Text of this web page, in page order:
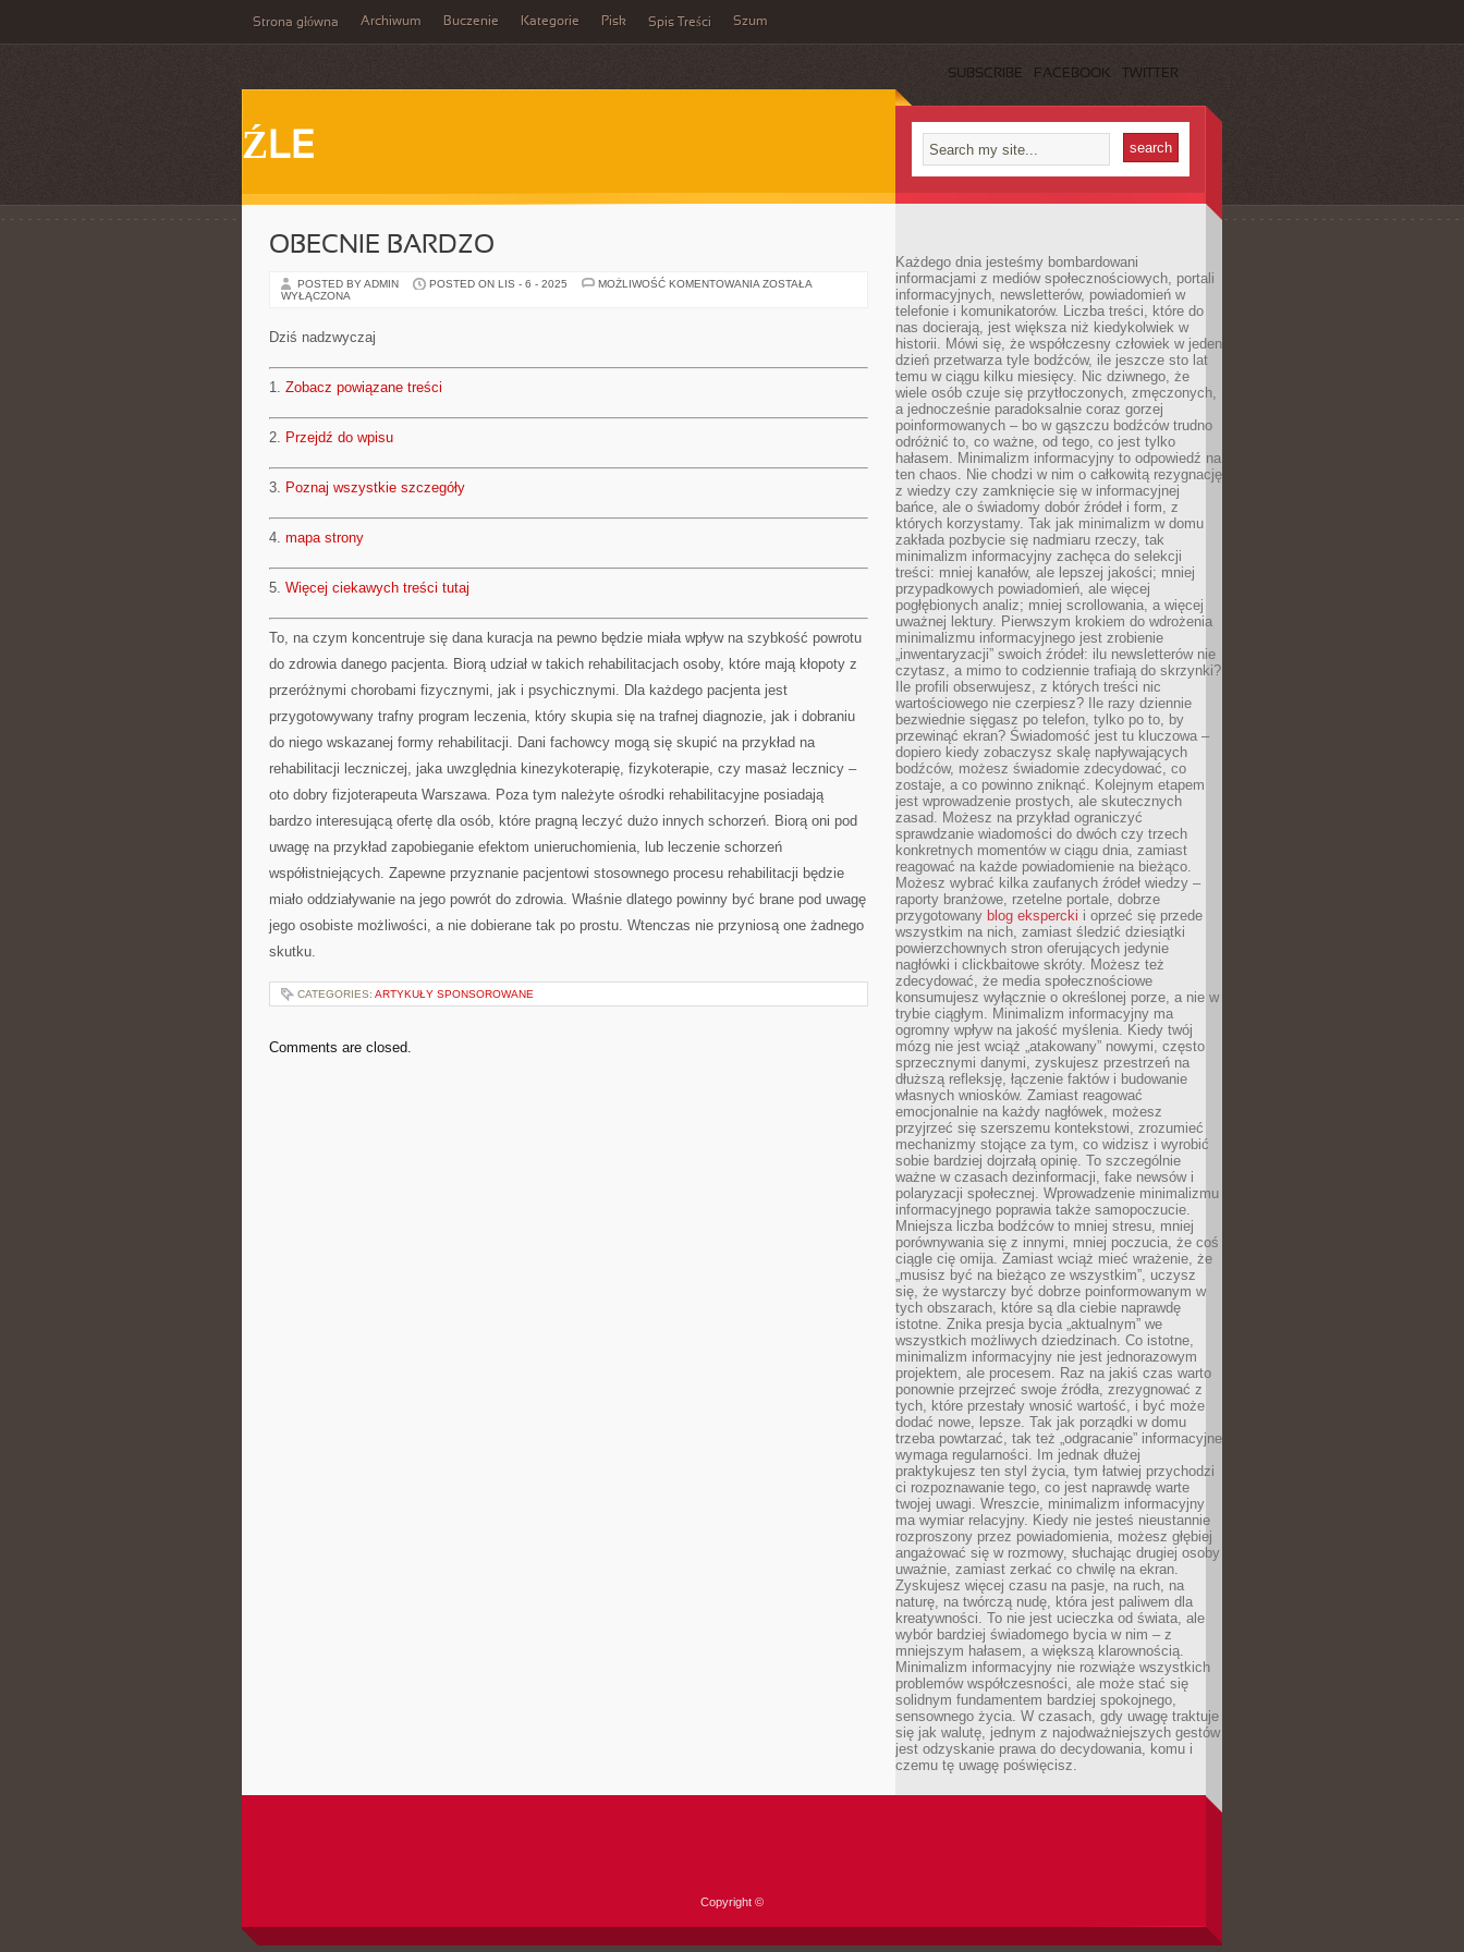
Strona główna Archiwum Buczenie Kategorie Pisk Spis Treści Szum
SUBSCRIBE FACEBOOK TWITTER
ŹLE
OBECNIE BARDZO
POSTED BY ADMIN POSTED ON LIS - 6 - 2025 MOŻLIWOŚĆ KOMENTOWANIA OBECNIE
ZOSTAŁA
WYŁĄCZONA
Dziś nadzwyczaj
1. Zobacz powiązane treści
2. Przejdź do wpisu
3. Poznaj wszystkie szczegóły
4. mapa strony
5. Więcej ciekawych treści tutaj
To, na czym koncentruje się dana kuracja na pewno będzie miała wpływ na szybkość powrotu
do zdrowia danego pacjenta. Biorą udział w takich rehabilitacjach osoby, które mają kłopoty z
przeróżnymi chorobami fizycznymi, jak i psychicznymi. Dla każdego pacjenta jest
przygotowywany trafny program leczenia, który skupia się na trafnej diagnozie, jak i dobraniu
do niego wskazanej formy rehabilitacji. Dani fachowcy mogą się skupić na przykład na
rehabilitacji leczniczej, jaka uwzględnia kinezykoterapię, fizykoterapie, czy masaż lecznicy –
oto dobry fizjoterapeuta Warszawa. Poza tym należyte ośrodki rehabilitacyjne posiadają
bardzo interesującą ofertę dla osób, które pragną leczyć dużo innych schorzeń. Biorą oni pod
uwagę na przykład zapobieganie efektom unieruchomienia, lub leczenie schorzeń
współistniejących. Zapewne przyznanie pacjentowi stosownego procesu rehabilitacji będzie
miało oddziaływanie na jego powrót do zdrowia. Właśnie dlatego powinny być brane pod uwagę
jego osobiste możliwości, a nie dobierane tak po prostu. Wtenczas nie przyniosą one żadnego
skutku.
CATEGORIES: ARTYKUŁY SPONSOROWANE
Comments are closed.
Każdego dnia jesteśmy bombardowani
informacjami z mediów społecznościowych, portali
informacyjnych, newsletterów, powiadomień w
telefonie i komunikatorów. Liczba treści, które do
nas docierają, jest większa niż kiedykolwiek w
historii. Mówi się, że współczesny człowiek w jeden
dzień przetwarza tyle bodźców, ile jeszcze sto lat
temu w ciągu kilku miesięcy. Nic dziwnego, że
wiele osób czuje się przytłoczonych, zmęczonych,
a jednocześnie paradoksalnie coraz gorzej
poinformowanych – bo w gąszczu bodźców trudno
odróżnić to, co ważne, od tego, co jest tylko
hałasem. Minimalizm informacyjny to odpowiedź na
ten chaos. Nie chodzi w nim o całkowitą rezygnację
z wiedzy czy zamknięcie się w informacyjnej
bańce, ale o świadomy dobór źródeł i form, z
których korzystamy. Tak jak minimalizm w domu
zakłada pozbycie się nadmiaru rzeczy, tak
minimalizm informacyjny zachęca do selekcji
treści: mniej kanałów, ale lepszej jakości; mniej
przypadkowych powiadomień, ale więcej
pogłębionych analiz; mniej scrollowania, a więcej
uważnej lektury. Pierwszym krokiem do wdrożenia
minimalizmu informacyjnego jest zrobienie
„inwentaryzacji” swoich źródeł: ilu newsletterów nie
czytasz, a mimo to codziennie trafiają do skrzynki?
Ile profili obserwujesz, z których treści nic
wartościowego nie czerpiesz? Ile razy dziennie
bezwiednie sięgasz po telefon, tylko po to, by
przewinąć ekran? Świadomość jest tu kluczowa –
dopiero kiedy zobaczysz skalę napływających
bodźców, możesz świadomie zdecydować, co
zostaje, a co powinno zniknąć. Kolejnym etapem
jest wprowadzenie prostych, ale skutecznych
zasad. Możesz na przykład ograniczyć
sprawdzanie wiadomości do dwóch czy trzech
konkretnych momentów w ciągu dnia, zamiast
reagować na każde powiadomienie na bieżąco.
Możesz wybrać kilka zaufanych źródeł wiedzy –
raporty branżowe, rzetelne portale, dobrze
przygotowany blog ekspercki i oprzeć się przede
wszystkim na nich, zamiast śledzić dziesiątki
powierzchownych stron oferujących jedynie
nagłówki i clickbaitowe skróty. Możesz też
zdecydować, że media społecznościowe
konsumujesz wyłącznie o określonej porze, a nie w
trybie ciągłym. Minimalizm informacyjny ma
ogromny wpływ na jakość myślenia. Kiedy twój
mózg nie jest wciąż „atakowany” nowymi, często
sprzecznymi danymi, zyskujesz przestrzeń na
dłuższą refleksję, łączenie faktów i budowanie
własnych wniosków. Zamiast reagować
emocjonalnie na każdy nagłówek, możesz
przyjrzeć się szerszemu kontekstowi, zrozumieć
mechanizmy stojące za tym, co widzisz i wyrobić
sobie bardziej dojrzałą opinię. To szczególnie
ważne w czasach dezinformacji, fake newsów i
polaryzacji społecznej. Wprowadzenie minimalizmu
informacyjnego poprawia także samopoczucie.
Mniejsza liczba bodźców to mniej stresu, mniej
porównywania się z innymi, mniej poczucia, że coś
ciągle cię omija. Zamiast wciąż mieć wrażenie, że
„musisz być na bieżąco ze wszystkim”, uczysz
się, że wystarczy być dobrze poinformowanym w
tych obszarach, które są dla ciebie naprawdę
istotne. Znika presja bycia „aktualnym” we
wszystkich możliwych dziedzinach. Co istotne,
minimalizm informacyjny nie jest jednorazowym
projektem, ale procesem. Raz na jakiś czas warto
ponownie przejrzeć swoje źródła, zrezygnować z
tych, które przestały wnosić wartość, i być może
dodać nowe, lepsze. Tak jak porządki w domu
trzeba powtarzać, tak też „odgracanie” informacyjne
wymaga regularności. Im jednak dłużej
praktykujesz ten styl życia, tym łatwiej przychodzi
ci rozpoznawanie tego, co jest naprawdę warte
twojej uwagi. Wreszcie, minimalizm informacyjny
ma wymiar relacyjny. Kiedy nie jesteś nieustannie
rozproszony przez powiadomienia, możesz głębiej
angażować się w rozmowy, słuchając drugiej osoby
uważnie, zamiast zerkać co chwilę na ekran.
Zyskujesz więcej czasu na pasje, na ruch, na
naturę, na twórczą nudę, która jest paliwem dla
kreatywności. To nie jest ucieczka od świata, ale
wybór bardziej świadomego bycia w nim – z
mniejszym hałasem, a większą klarownością.
Minimalizm informacyjny nie rozwiąże wszystkich
problemów współczesności, ale może stać się
solidnym fundamentem bardziej spokojnego,
sensownego życia. W czasach, gdy uwagę traktuje
się jak walutę, jednym z najodważniejszych gestów
jest odzyskanie prawa do decydowania, komu i
czemu tę uwagę poświęcisz.
Copyright ©